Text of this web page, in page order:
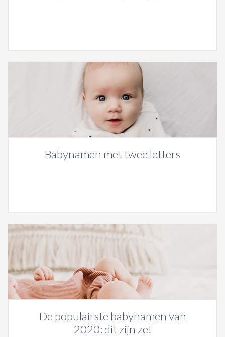
Babynamen met twee letters
De populairste babynamen van
2020: dit zijn ze!